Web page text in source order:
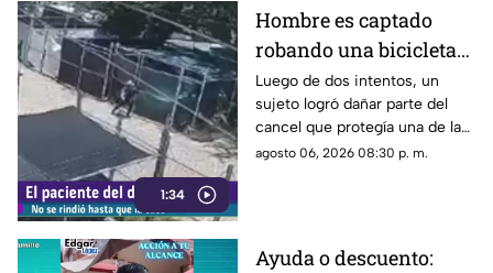
1:34
Hombre es captado
robando una bicicleta
al ingresar a cochera
ajena en calle Rancho
Rodeo
Luego de dos intentos, un
sujeto logró dañar parte del
cancel que protegía una de las
puertas de una cochera
agosto 06, 2026 08:30 p. m.
Ayuda o descuento: